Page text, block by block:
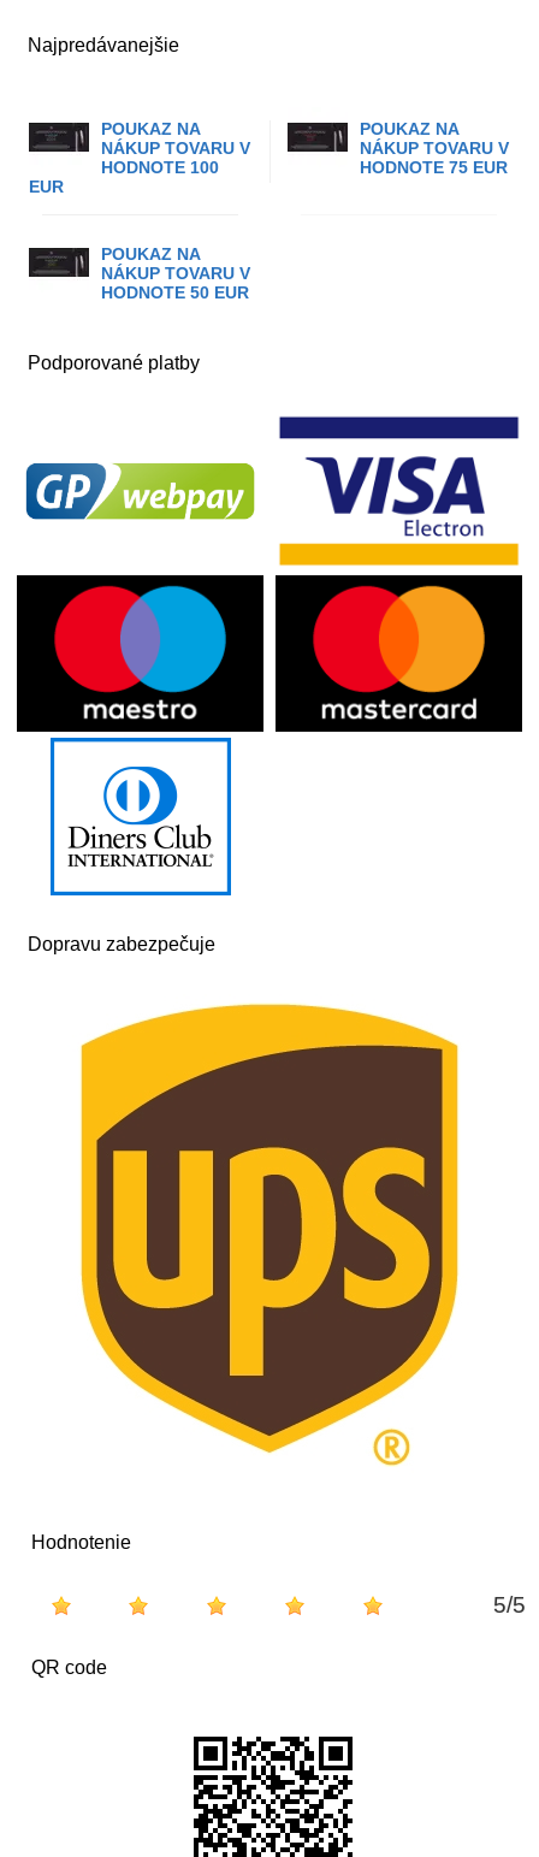
Najpredávanejšie
POUKAZ NA
NÁKUP TOVARU V
HODNOTE 100
EUR
POUKAZ NA
NÁKUP TOVARU V
HODNOTE 75 EUR
POUKAZ NA
NÁKUP TOVARU V
HODNOTE 50 EUR
Podporované platby
Dopravu zabezpečuje
Hodnotenie
5/5
QR code